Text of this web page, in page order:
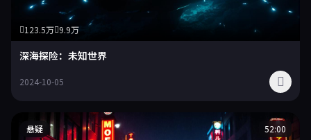
123.5万 9.9万
深海探险：未知世界
2024-10-05
悬疑 52:00